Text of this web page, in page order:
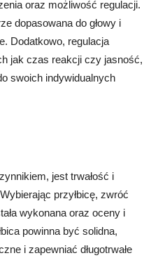
oraz możliwość regulacji.
dopasowana do głowy i
Dodatkowo, regulacja
jak czas reakcji czy jasność,
swoich indywidualnych
jest trwałość i
przyłbicę, zwróć
wykonana oraz oceny i
powinna być solidna,
i zapewniać długotrwałe